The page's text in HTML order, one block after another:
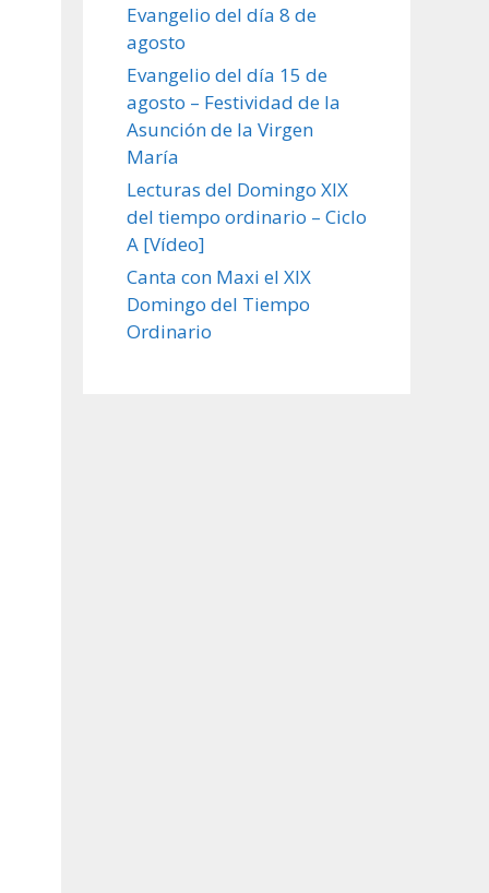
Evangelio del día 8 de
agosto
Evangelio del día 15 de
agosto – Festividad de la
Asunción de la Virgen
María
Lecturas del Domingo XIX
del tiempo ordinario – Ciclo
A [Vídeo]
Canta con Maxi el XIX
Domingo del Tiempo
Ordinario